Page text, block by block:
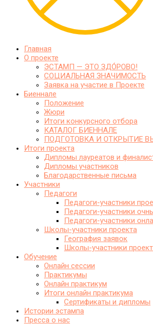
Главная
О проекте
ЭСТАМП — ЭТО ЗДО́РОВО!
СОЦИАЛЬНАЯ ЗНАЧИМОСТЬ
Заявка на участие в Проекте
Биеннале
Положение
Жюри
Итоги конкурсного отбора
КАТАЛОГ БИЕННАЛЕ
ПОДГОТОВКА И ОТКРЫТИЕ
Итоги проекта
Дипломы лауреатов и
Дипломы участников
Благодарственные письма
Участники
Педагоги
Педагоги-участники
Педагоги-участники
Педагоги-участники
Школы-участники проекта
География заявок
Школы-участники
Обучение
Онлайн сессии
Практикумы
Онлайн практикум
Итоги онлайн практикума
Сертификаты и дипломы
Истории эстампа
Пресса о нас